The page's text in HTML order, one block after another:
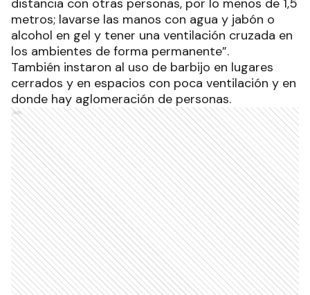
metros; lavarse las manos con agua y jabón o
alcohol en gel y tener una ventilación cruzada en
los ambientes de forma permanente”.
También instaron al uso de barbijo en lugares
cerrados y en espacios con poca ventilación y en
donde hay aglomeración de personas.
Ads